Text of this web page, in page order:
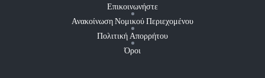
Επικοινωνήστε
Ανακοίνωση Νομικού Περιεχομένου
Πολιτική Απορρήτου
Όροι